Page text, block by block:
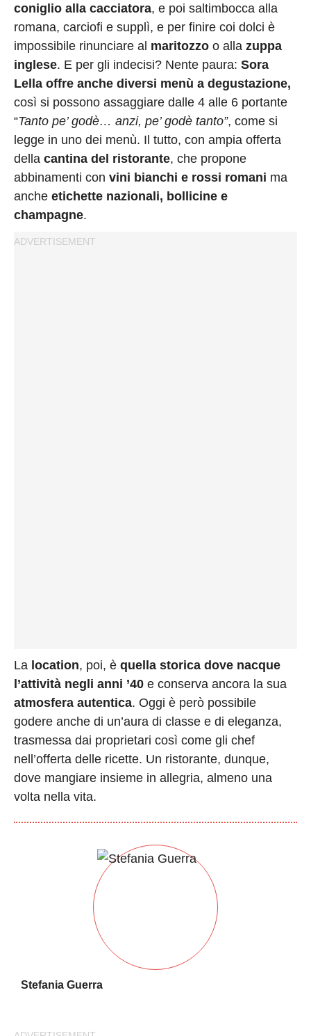
coniglio alla cacciatora, e poi saltimbocca alla
romana, carciofi e supplì, e per finire coi dolci è
impossibile rinunciare al maritozzo o alla zuppa
inglese. E per gli indecisi? Nente paura: Sora
Lella offre anche diversi menù a degustazione,
così si possono assaggiare dalle 4 alle 6 portante
“Tanto pe’ godè… anzi, pe’ godè tanto”, come si
legge in uno dei menù. Il tutto, con ampia offerta
della cantina del ristorante, che propone
abbinamenti con vini bianchi e rossi romani ma
anche etichette nazionali, bollicine e
champagne.
La location, poi, è quella storica dove nacque
l’attività negli anni ’40 e conserva ancora la sua
atmosfera autentica. Oggi è però possibile
godere anche di un’aura di classe e di eleganza,
trasmessa dai proprietari così come gli chef
nell’offerta delle ricette. Un ristorante, dunque,
dove mangiare insieme in allegria, almeno una
volta nella vita.
Stefania Guerra